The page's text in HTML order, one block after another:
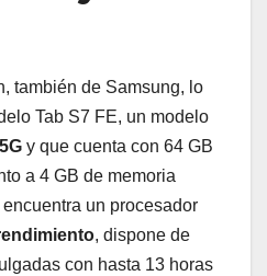
también de Samsung, lo
Tab S7 FE, un modelo
y que cuenta con 64 GB
a 4 GB de memoria
un procesador
, dispone de
con hasta 13 horas